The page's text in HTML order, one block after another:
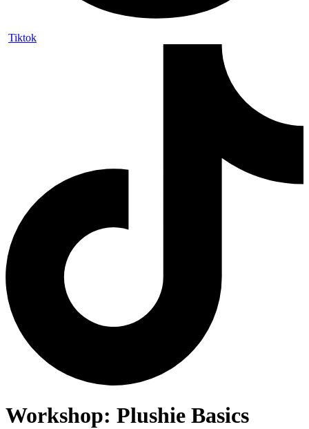
Tiktok
Workshop: Plushie Basics